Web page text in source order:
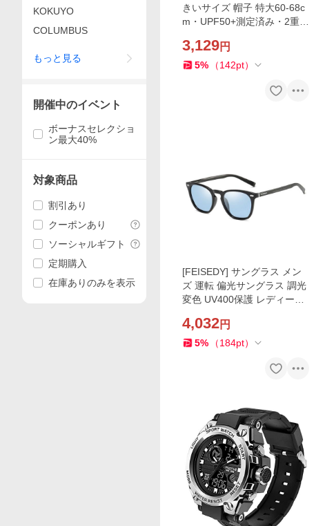
きいサイズ 帽子 特大60-68c
m・UPF50+測定済み・2重型
深め 紫外線
3,129円
5% （142pt）
[FEISEDY] サングラス メン
ズ 運転 偏光サングラス 調光
変色 UV400保護 レディース
球／ランニング 超
4,032円
5% （184pt）
KOKUYO
COLUMBUS
もっと見る
開催中のイベント
ボーナスセレクショ
ン最大40%
対象商品
割引あり
クーポンあり
ソーシャルギフト
定期購入
在庫ありのみを表示